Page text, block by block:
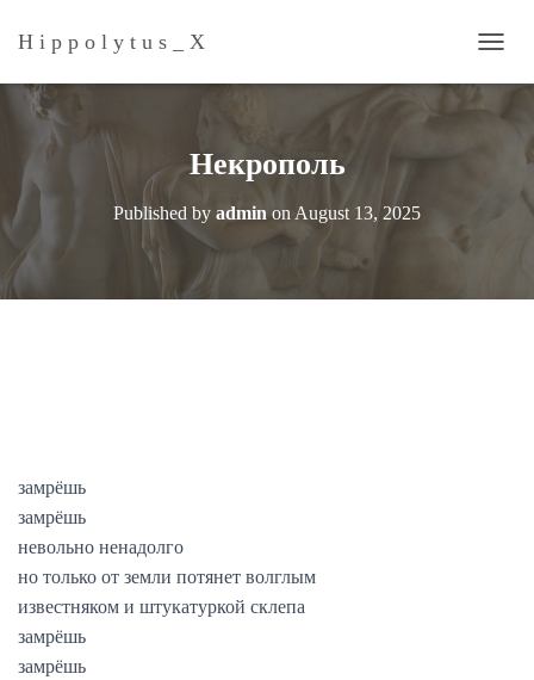
H i p p o l y t u s _ Х
O
Некрополь
Published by admin on August 13, 2025
замрёшь
замрёшь
невольно ненадолго
но только от земли потянет волглым
известняком и штукатуркой склепа
замрёшь
замрёшь